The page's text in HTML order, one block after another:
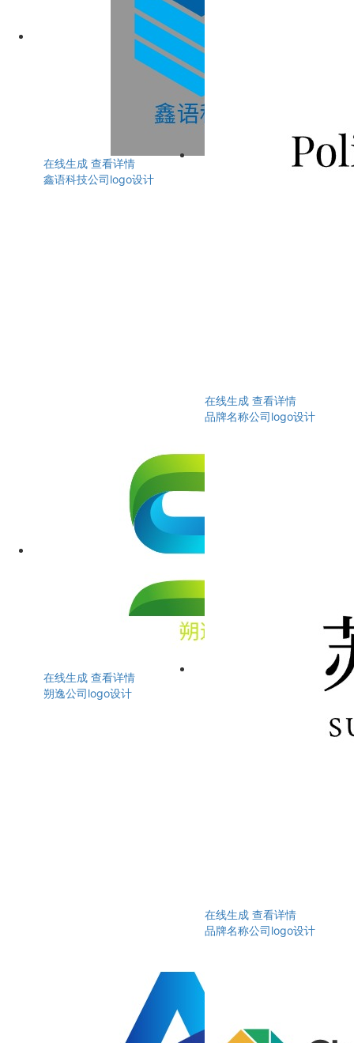
在线生成 查看详情
鑫语科技公司logo设计
在线生成 查看详情
品牌名称公司logo设计
在线生成 查看详情
朔逸公司logo设计
在线生成 查看详情
品牌名称公司logo设计